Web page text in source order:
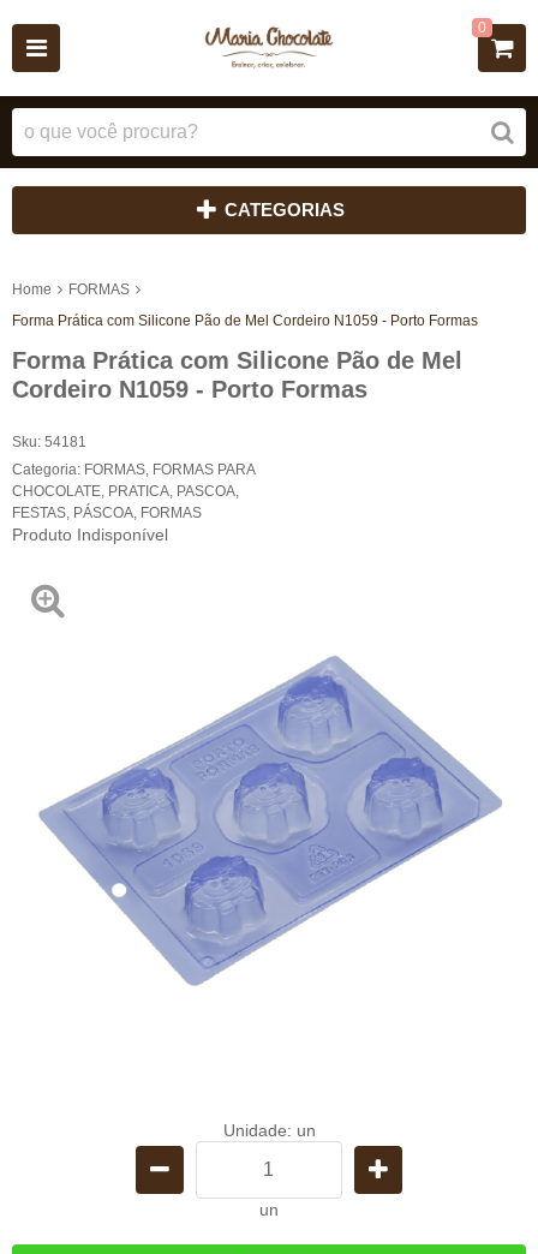
0
CATEGORIAS
Home
FORMAS
Forma Prática com Silicone Pão de Mel Cordeiro N1059 - Porto Formas
Forma Prática com Silicone Pão de Mel
Cordeiro N1059 - Porto Formas
Sku: 54181
Categoria: FORMAS FORMAS PARA
CHOCOLATE PRATICA PASCOA
FESTAS PÁSCOA FORMAS
Produto Indisponível
Unidade: un
un